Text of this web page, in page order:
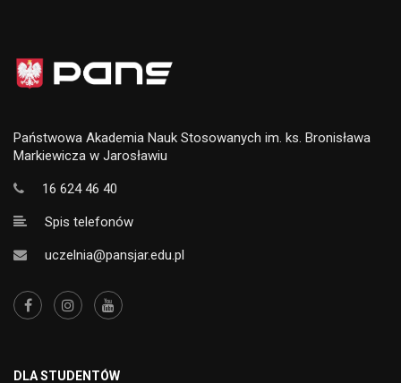
Państwowa Akademia Nauk Stosowanych im. ks. Bronisława
Markiewicza w Jarosławiu
16 624 46 40
Spis telefonów
uczelnia@pansjar.edu.pl
DLA STUDENTÓW